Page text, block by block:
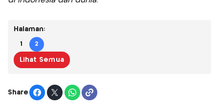
Halaman:
1 2
Lihat Semua
Share